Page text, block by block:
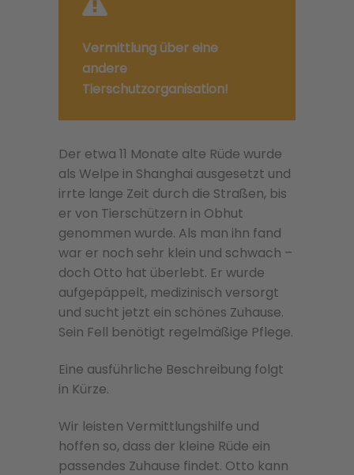
Vermittlung über eine
andere
Tierschutzorganisation!
Der etwa 11 Monate alte Rüde wurde
als Welpe in Shanghai ausgesetzt und
irrte lange Zeit durch die Straßen, bis
er von Tierschützern in Obhut
genommen wurde. Als man ihn fand
war er noch sehr klein und schwach –
doch Otto hat überlebt. Er wurde
aufgepäppelt, medizinisch versorgt
und sucht jetzt ein schönes Zuhause.
Sein Fell benötigt regelmäßige Pflege.
Eine ausführliche Beschreibung folgt
in Kürze.
Wir leisten Vermittlungshilfe und
hoffen so, dass der kleine Rüde ein
passendes Zuhause findet. Otto kann